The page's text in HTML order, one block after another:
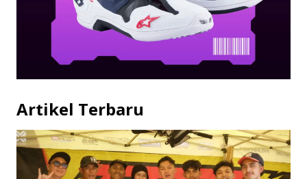
Artikel Terbaru